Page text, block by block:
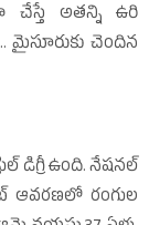
అతన్ని ఉరి
మైసూరుకు చెందిన
ఉంది. నేషనల్‌
ఆవరణలో రంగుల